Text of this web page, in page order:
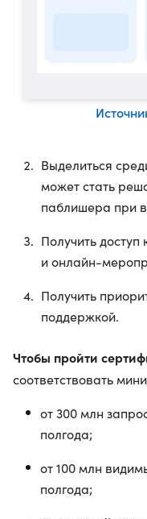
Выделиться
может стать
паблишера при
Получить
и онлайн-
Получить
поддержкой.
Чтобы пройти
соответствовать
от 300 млн
полгода;
от 100 млн
полгода;